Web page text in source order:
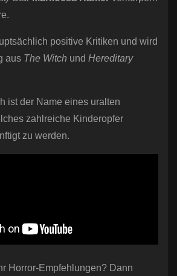
positive Kritiken und wird
aus The Witch und Hereditary
ist der Name eines uralten
zahlreiche Kinderopfer
zu werden.
Horror-Empfehlungen? Dann